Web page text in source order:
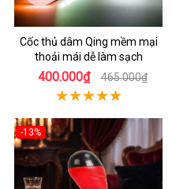
Cốc thủ dâm Qing mềm mại
thoải mái dễ làm sạch
400.000₫ 465.000₫
-13%